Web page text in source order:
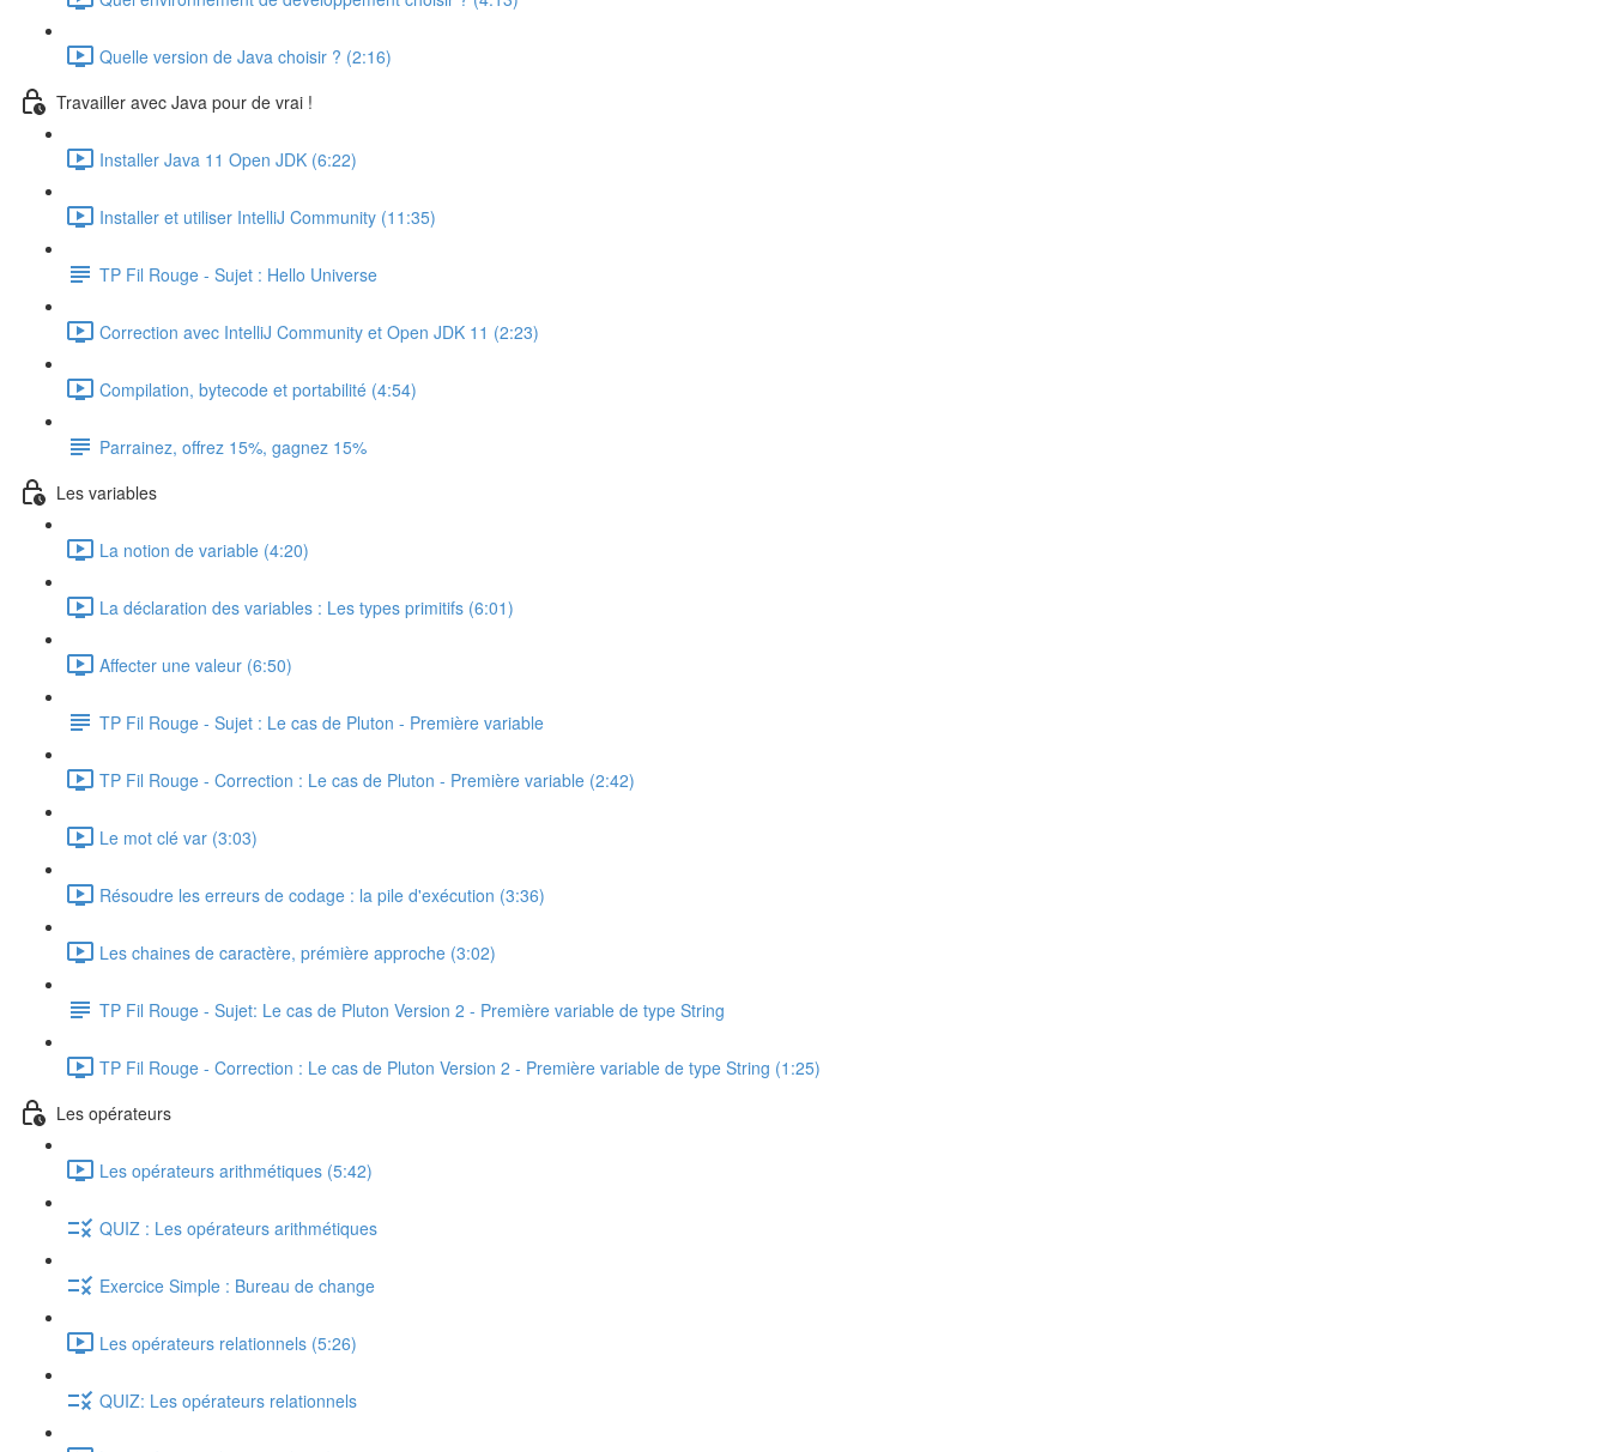
Quelle version de Java choisir ? (2:16)
Travailler avec Java pour de vrai !
Installer Java 11 Open JDK (6:22)
Installer et utiliser IntelliJ Community (11:35)
TP Fil Rouge - Sujet : Hello Universe
Correction avec IntelliJ Community et Open JDK 11 (2:23)
Compilation, bytecode et portabilité (4:54)
Parrainez, offrez 15%, gagnez 15%
Les variables
La notion de variable (4:20)
La déclaration des variables : Les types primitifs (6:01)
Affecter une valeur (6:50)
TP Fil Rouge - Sujet : Le cas de Pluton - Première variable
TP Fil Rouge - Correction : Le cas de Pluton - Première variable (2:42)
Le mot clé var (3:03)
Résoudre les erreurs de codage : la pile d'exécution (3:36)
Les chaines de caractère, prémière approche (3:02)
TP Fil Rouge - Sujet: Le cas de Pluton Version 2 - Première variable de type String
TP Fil Rouge - Correction : Le cas de Pluton Version 2 - Première variable de type String (1:25)
Les opérateurs
Les opérateurs arithmétiques (5:42)
QUIZ : Les opérateurs arithmétiques
Exercice Simple : Bureau de change
Les opérateurs relationnels (5:26)
QUIZ: Les opérateurs relationnels